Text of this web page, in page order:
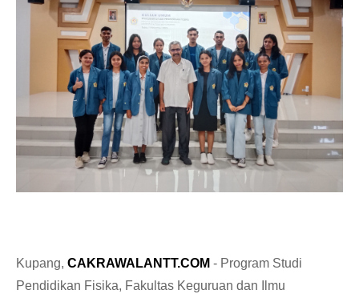
Kupang, CAKRAWALANTT.COM - Program Studi
Pendidikan Fisika, Fakultas Keguruan dan Ilmu